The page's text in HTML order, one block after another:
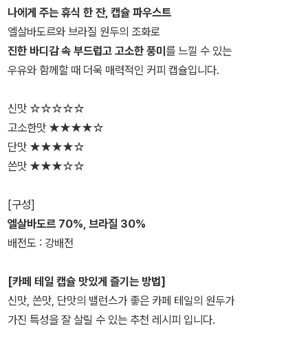
나에게 주는 휴식 한 잔, 캡슐 파우스트
엘살바도르와 브라질 원두의 조화로
진한 바디감 속 부드럽고 고소한 풍미 를 느낄 수 있는
우유와 함께할 때 더욱 매력적인 커피 캡슐입니다.
신맛 ☆☆☆☆☆
고소한맛 ★★★★☆
단맛 ★★★★☆
쓴맛 ★★★☆☆
[구성]
엘살바도르 70%, 브라질 30%
배전도 : 강배전
[카페 테일 캡슐 맛있게 즐기는 방법]
신맛, 쓴맛, 단맛의 밸런스가 좋은 카페 테일의 원두가
가진 특성을 잘 살릴 수 있는 추천 레시피 입니다.